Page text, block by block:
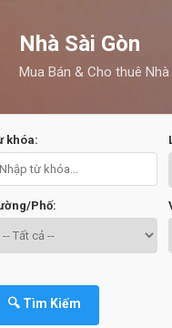
Nhà Sài Gòn
Mua Bán & Cho thuê
khóa:
Phố:
🔍 Tìm Kiếm